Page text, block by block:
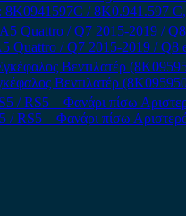
8K0941597C / 8K0.941.597
/ Q7 2015-2019 / Q8
Βεντιλατέρ
RS5 – Φανάρι πίσω